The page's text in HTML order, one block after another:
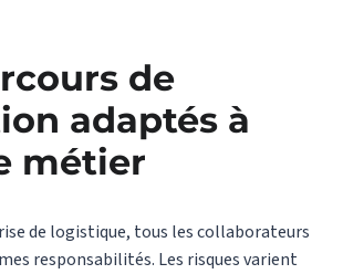
de
adaptés à
métier
de logistique, tous les collaborateurs
responsabilités. Les risques varient